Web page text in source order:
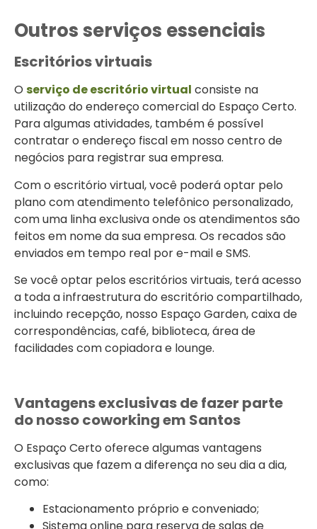
Outros serviços essenciais
Escritórios virtuais
O serviço de escritório virtual consiste na
utilização do endereço comercial do Espaço Certo.
Para algumas atividades, também é possível
contratar o endereço fiscal em nosso centro de
negócios para registrar sua empresa.
Com o escritório virtual, você poderá optar pelo
plano com atendimento telefônico personalizado,
com uma linha exclusiva onde os atendimentos são
feitos em nome da sua empresa. Os recados são
enviados em tempo real por e-mail e SMS.
Se você optar pelos escritórios virtuais, terá acesso
a toda a infraestrutura do escritório compartilhado,
incluindo recepção, nosso Espaço Garden, caixa de
correspondências, café, biblioteca, área de
facilidades com copiadora e lounge.
Vantagens exclusivas de fazer parte
do nosso coworking em Santos
O Espaço Certo oferece algumas vantagens
exclusivas que fazem a diferença no seu dia a dia,
como:
Estacionamento próprio e conveniado;